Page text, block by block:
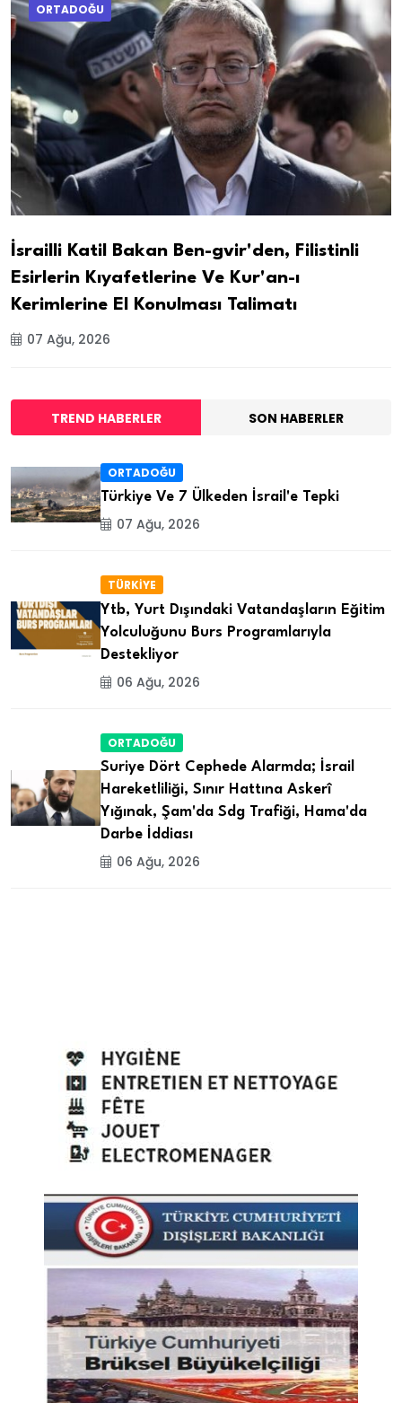
ORTADOĞU
İsrailli Katil Bakan Ben-gvir'den, Filistinli
Esirlerin Kıyafetlerine Ve Kur'an-ı
Kerimlerine El Konulması Talimatı
07 Ağu, 2026
TREND HABERLER SON HABERLER
ORTADOĞU
Türkiye Ve 7 Ülkeden İsrail'e Tepki
07 Ağu, 2026
TÜRKİYE
Ytb, Yurt Dışındaki Vatandaşların Eğitim
Yolculuğunu Burs Programlarıyla
Destekliyor
06 Ağu, 2026
ORTADOĞU
Suriye Dört Cephede Alarmda; İsrail
Hareketliliği, Sınır Hattına Askerî
Yığınak, Şam'da Sdg Trafiği, Hama'da
Darbe İddiası
06 Ağu, 2026